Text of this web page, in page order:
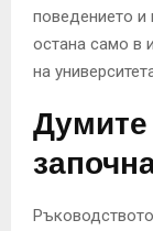
поведението и
остана само в
на
Думите